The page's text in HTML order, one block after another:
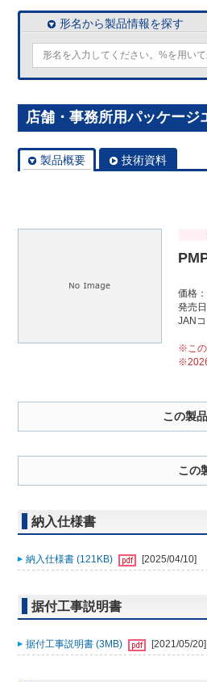
形名から製品情報を探す
店舗・事務所用パッケー
製品概要 技術資料
価格
発売
JAN
※この
この製
この
納入仕様書
納入仕様書 (121KB) [2025/04/10]
据付工事説明書
据付工事説明書 (3MB) [2021/05/20]